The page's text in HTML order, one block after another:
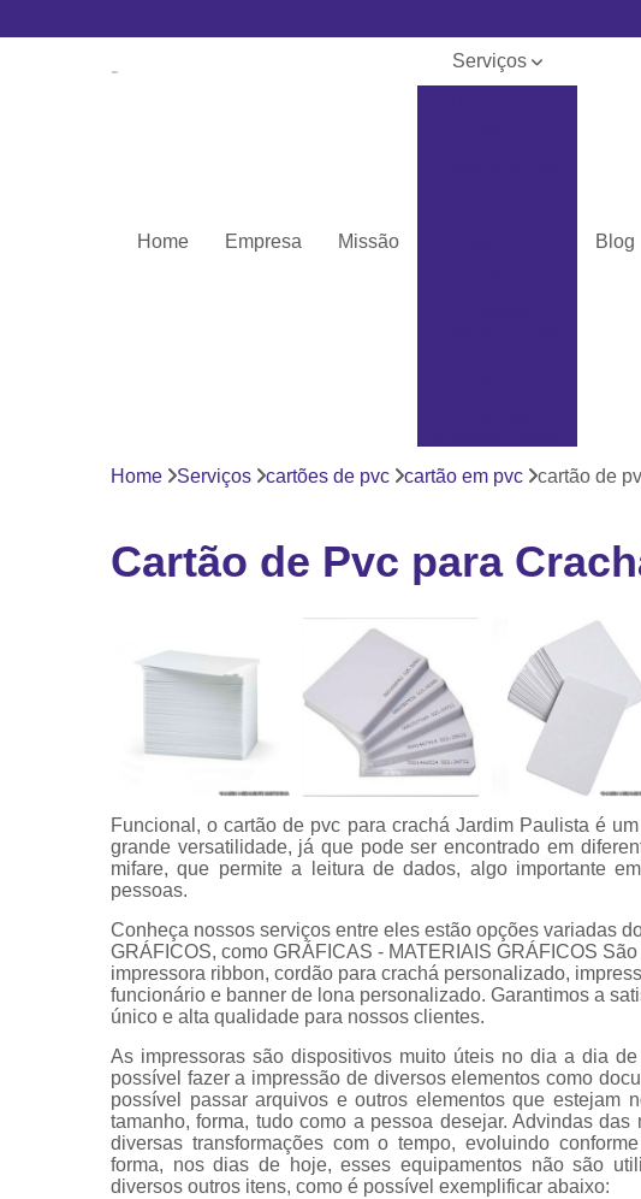
Home Empresa Missão
Serviços
Impressoras
Ribbon
impressoras
Ribbons
Blog
Home Serviços cartões de pvc cartão em pvc cartão de
Cartão de Pvc para
Funcional, o cartão de pvc para crachá Jardim Paulista é
grande versatilidade, já que pode ser encontrado em
mifare, que permite a leitura de dados, algo importante
pessoas.
Conheça nossos serviços entre eles estão opções variadas
GRÁFICOS, como GRÁFICAS - MATERIAIS GRÁFICOS
impressora ribbon, cordão para crachá personalizado,
funcionário e banner de lona personalizado. Garantimos a
único e alta qualidade para nossos clientes.
As impressoras são dispositivos muito úteis no dia a dia
possível fazer a impressão de diversos elementos como
possível passar arquivos e outros elementos que estejam
tamanho, forma, tudo como a pessoa desejar. Advindas
diversas transformações com o tempo, evoluindo
forma, nos dias de hoje, esses equipamentos não são
diversos outros itens, como é possível exemplificar abaixo: